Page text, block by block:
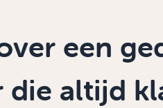
een
die altijd